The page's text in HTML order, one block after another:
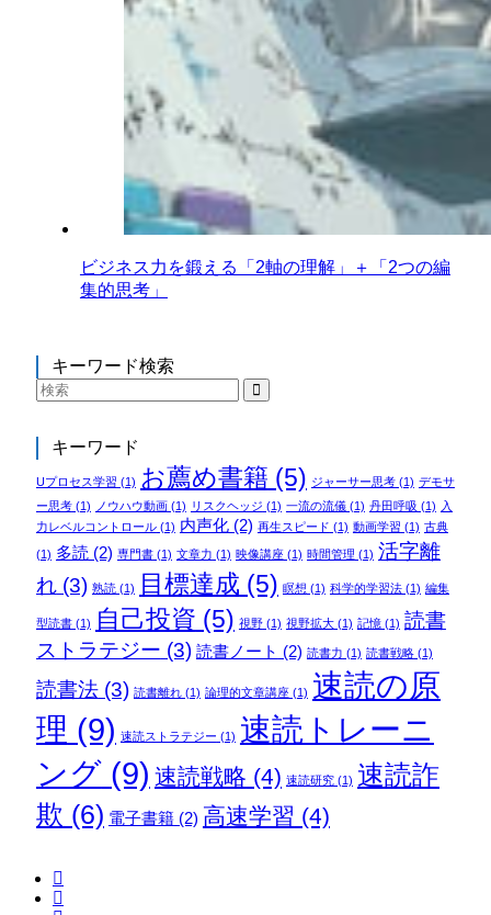
ビジネス力を鍛える「2軸の理解」＋「2つの編
集的思考」
キーワード検索
キーワード
Uプロセス学習 (1) お薦め書籍 (5) ジャーサー思考(1) デモサ
ー思考(1) ノウハウ動画(1) リスクヘッジ (1) 一流の流儀(1) 丹田呼吸 (1) 入
力レベルコントロール(1) 内声化(2) 再生スピード (1) 動画学習 (1) 古典
(1) 多読 (2) 専門書(1) 文章力 (1) 映像講座(1) 時間管理 (1) 活字離
れ(3) 熟読(1) 目標達成 (5) 瞑想 (1) 科学的学習法(1) 編集
型読書(1) 自己投資 (5) 視野(1) 視野拡大(1) 記憶(1) 読書
ストラテジー (3) 読書ノート (2) 読書力 (1) 読書戦略(1)
読書法(3) 読書離れ(1) 論理的文章講座(1) 速読の原
理 (9) 速読ストラテジー (1) 速読トレーニ
ング(9) 速読戦略 (4) 速読研究(1) 速読詐
欺 (6) 電子書籍(2) 高速学習 (4)